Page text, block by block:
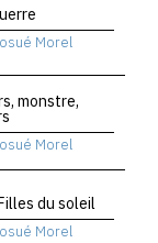
Morel
monstre,
Morel
du soleil
Morel